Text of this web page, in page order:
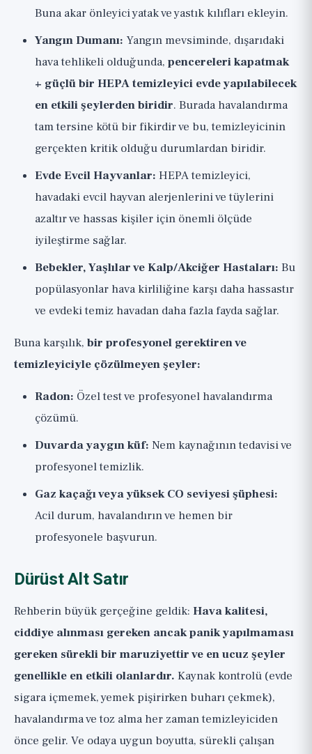
Buna akar önleyici yatak ve yastık kılıfları ekleyin.
Yangın Dumanı: Yangın mevsiminde, dışarıdaki
hava tehlikeli olduğunda, pencereleri kapatmak
+ güçlü bir HEPA temizleyici evde yapılabilecek
en etkili şeylerden biridir. Burada havalandırma
tam tersine kötü bir fikirdir ve bu, temizleyicinin
gerçekten kritik olduğu durumlardan biridir.
Evde Evcil Hayvanlar: HEPA temizleyici,
havadaki evcil hayvan alerjenlerini ve tüylerini
azaltır ve hassas kişiler için önemli ölçüde
iyileştirme sağlar.
Bebekler, Yaşlılar ve Kalp/Akciğer Hastaları: Bu
popülasyonlar hava kirliliğine karşı daha hassastır
ve evdeki temiz havadan daha fazla fayda sağlar.
Buna karşılık, bir profesyonel gerektiren ve
temizleyiciyle çözülmeyen şeyler:
Radon: Özel test ve profesyonel havalandırma
çözümü.
Duvarda yaygın küf: Nem kaynağının tedavisi ve
profesyonel temizlik.
Gaz kaçağı veya yüksek CO seviyesi şüphesi:
Acil durum, havalandırın ve hemen bir
profesyonele başvurun.
Dürüst Alt Satır
Rehberin büyük gerçeğine geldik: Hava kalitesi,
ciddiye alınması gereken ancak panik yapılmaması
gereken sürekli bir maruziyettir ve en ucuz şeyler
genellikle en etkili olanlardır. Kaynak kontrolü (evde
sigara içmemek, yemek pişirirken buharı çekmek),
havalandırma ve toz alma her zaman temizleyiciden
önce gelir. Ve odaya uygun boyutta, sürekli çalışan